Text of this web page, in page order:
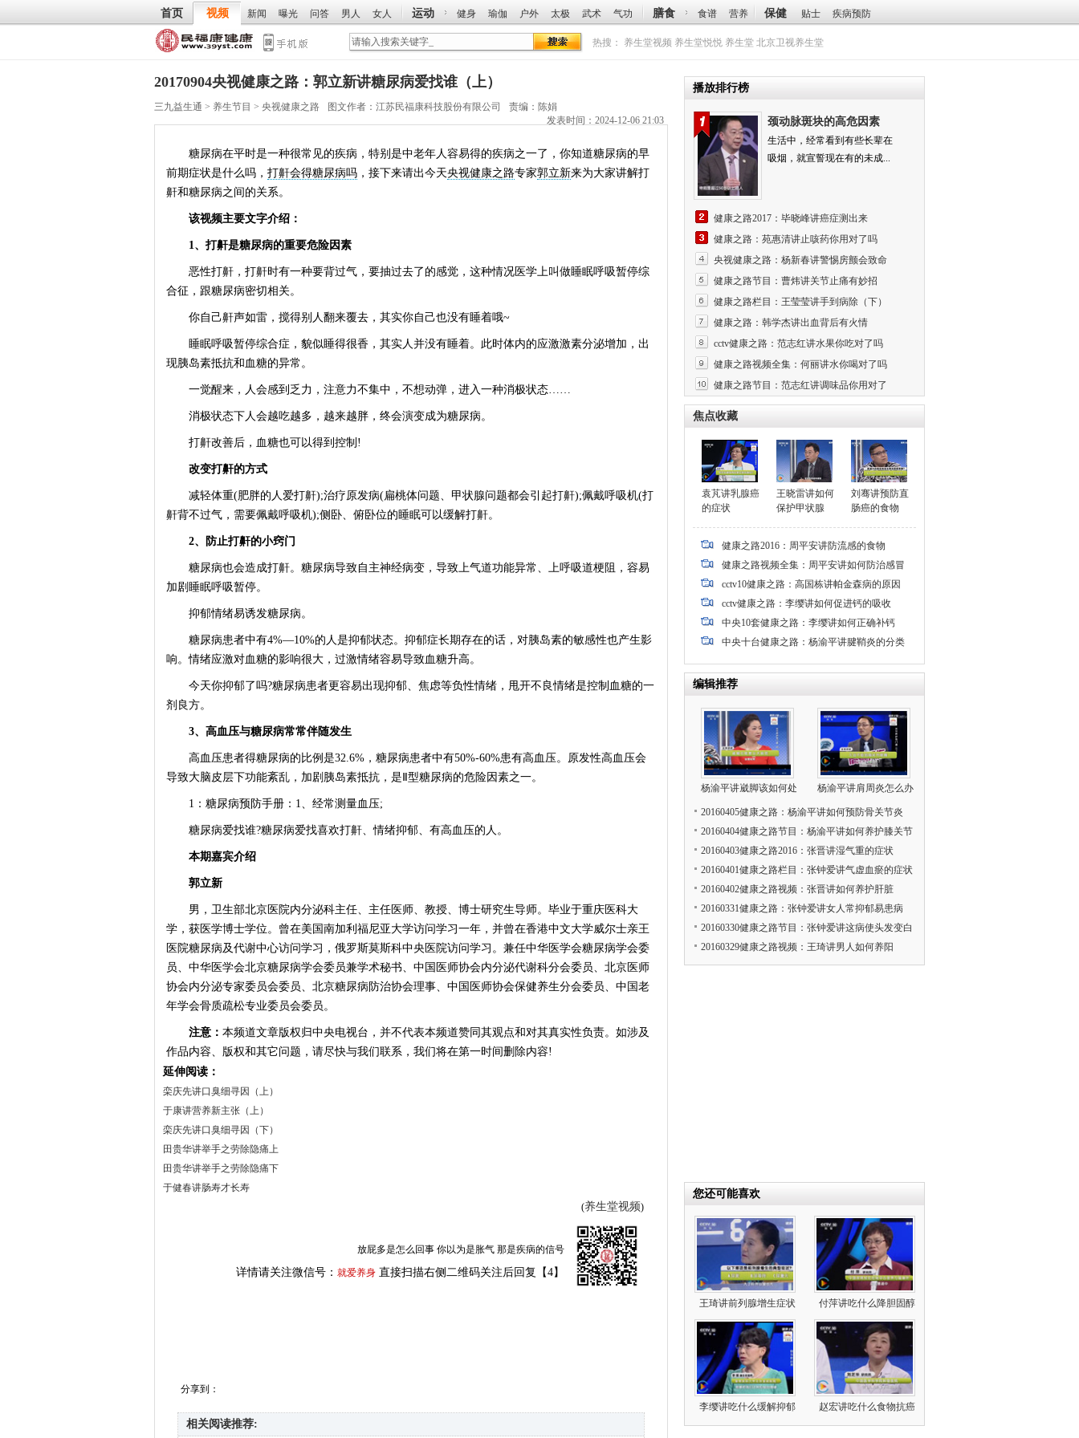
首页 视频 新闻 曝光 问答 男人 女人 运动 健身 瑜伽 户外 太极 武术 气功 膳食 食谱 营养 保健 贴士 疾病预防
热搜： 养生堂视频 养生堂悦悦 养生堂 北京卫视养生堂
20170904央视健康之路：郭立新讲糖尿病爱找谁（上）
三九益生通 > 养生节目 > 央视健康之路 图文作者： 江苏民福康科技股份有限公司
责编：陈娟
发表时间：2024-12-06 21:03
糖尿病在平时是一种很常见的疾病，特别是中老年人容易得的疾病之一了，你知道糖尿病的早
前期症状是什么吗， 打鼾会得糖尿病吗 ，接下来请出今天央视健康之路专家郭立新来为大家讲解打
鼾和糖尿病之间的关系。
该视频主要文字介绍：
1、打鼾是糖尿病的重要危险因素
恶性打鼾，打鼾时有一种要背过气，要抽过去了的感觉，这种情况医学上叫做睡眠呼吸暂停综
合征，跟糖尿病密切相关。
你自己鼾声如雷，搅得别人翻来覆去，其实你自己也没有睡着哦~
睡眠呼吸暂停综合症，貌似睡得很香，其实人并没有睡着。此时体内的应激激素分泌增加，出
现胰岛素抵抗和血糖的异常。
一觉醒来，人会感到乏力，注意力不集中，不想动弹，进入一种消极状态……
消极状态下人会越吃越多，越来越胖，终会演变成为糖尿病。
打鼾改善后，血糖也可以得到控制!
改变打鼾的方式
减轻体重(肥胖的人爱打鼾);治疗原发病(扁桃体问题、甲状腺问题都会引起打鼾);佩戴呼吸机(打
鼾背不过气，需要佩戴呼吸机);侧卧、俯卧位的睡眠可以缓解打鼾。
2、防止打鼾的小窍门
糖尿病也会造成打鼾。糖尿病导致自主神经病变，导致上气道功能异常、上呼吸道梗阻，容易
加剧睡眠呼吸暂停。
抑郁情绪易诱发糖尿病。
糖尿病患者中有4%—10%的人是抑郁状态。抑郁症长期存在的话，对胰岛素的敏感性也产生影
响。情绪应激对血糖的影响很大，过激情绪容易导致血糖升高。
今天你抑郁了吗?糖尿病患者更容易出现抑郁、焦虑等负性情绪，甩开不良情绪是控制血糖的一
剂良方。
3、高血压与糖尿病常常伴随发生
高血压患者得糖尿病的比例是32.6%，糖尿病患者中有50%-60%患有高血压。原发性高血压会
导致大脑皮层下功能紊乱，加剧胰岛素抵抗，是Ⅱ型糖尿病的危险因素之一。
1：糖尿病预防手册：1、经常测量血压;
糖尿病爱找谁?糖尿病爱找喜欢打鼾、情绪抑郁、有高血压的人。
本期嘉宾介绍
郭立新
男，卫生部北京医院内分泌科主任、主任医师、教授、博士研究生导师。毕业于重庆医科大
学，获医学博士学位。曾在美国南加利福尼亚大学访问学习一年，并曾在香港中文大学威尔士亲王
医院糖尿病及代谢中心访问学习，俄罗斯莫斯科中央医院访问学习。兼任中华医学会糖尿病学会委
员、中华医学会北京糖尿病学会委员兼学术秘书、中国医师协会内分泌代谢科分会委员、北京医师
协会内分泌专家委员会委员、北京糖尿病防治协会理事、中国医师协会保健养生分会委员、中国老
年学会骨质疏松专业委员会委员。
注意： 本频道文章版权归中央电视台，并不代表本频道赞同其观点和对其真实性负责。如涉及
作品内容、版权和其它问题，请尽快与我们联系，我们将在第一时间删除内容!
延伸阅读：
栾庆先讲口臭细寻因（上）
于康讲营养新主张（上）
栾庆先讲口臭细寻因（下）
田贵华讲举手之劳除隐痛上
田贵华讲举手之劳除隐痛下
于健春讲肠寿才长寿
(养生堂视频)
放屁多是怎么回事 你以为是胀气 那是疾病的信号
详情请关注微信号： 就爱养身 直接扫描右侧二维码关注后回复【4】
分享到：
相关阅读推荐:
播放排行榜
颈动脉斑块的高危因素
生活中，经常看到有些长辈在
吸烟，就宣誓现在有的未成...
健康之路2017：毕晓峰讲癌症测出来
（上）健康之路：苑惠清讲止咳药你用对了吗
（下）央视健康之路：杨新春讲警惕房颤会致命
健康之路节目：曹炜讲关节止痛有妙招
健康之路栏目：王莹莹讲手到病除（下）
健康之路：韩学杰讲出血背后有火情
（上）cctv健康之路：范志红讲水果你吃对了吗
健康之路视频全集：何丽讲水你喝对了吗
健康之路节目：范志红讲调味品你用对了
吗
焦点收藏
袁芃讲乳腺癌
的症状
王晓雷讲如何
保护甲状腺
刘骞讲预防直
肠癌的食物
健康之路2016：周平安讲防流感的食物
健康之路视频全集：周平安讲如何防治感冒
cctv10健康之路：高国栋讲帕金森病的原因
cctv健康之路：李缨讲如何促进钙的吸收
中央10套健康之路：李缨讲如何正确补钙
中央十台健康之路：杨渝平讲腱鞘炎的分类
编辑推荐
杨渝平讲崴脚该如何处 杨渝平讲肩周炎怎么办
20160405健康之路：杨渝平讲如何预防骨关节炎
20160404健康之路节目：杨渝平讲如何养护膝关节
20160403健康之路2016：张晋讲湿气重的症状
20160401健康之路栏目：张钟爱讲气虚血瘀的症状
20160402健康之路视频：张晋讲如何养护肝脏
20160331健康之路：张钟爱讲女人常抑郁易患病
20160330健康之路节目：张钟爱讲这病使头发变白
20160329健康之路视频：王琦讲男人如何养阳
您还可能喜欢
王琦讲前列腺增生症状 付萍讲吃什么降胆固醇
李缨讲吃什么缓解抑郁 赵宏讲吃什么食物抗癌